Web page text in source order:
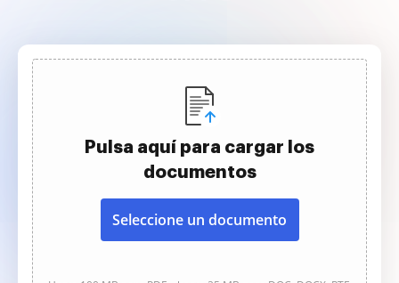
Pulsa aquí para cargar los
documentos
Seleccione un documento